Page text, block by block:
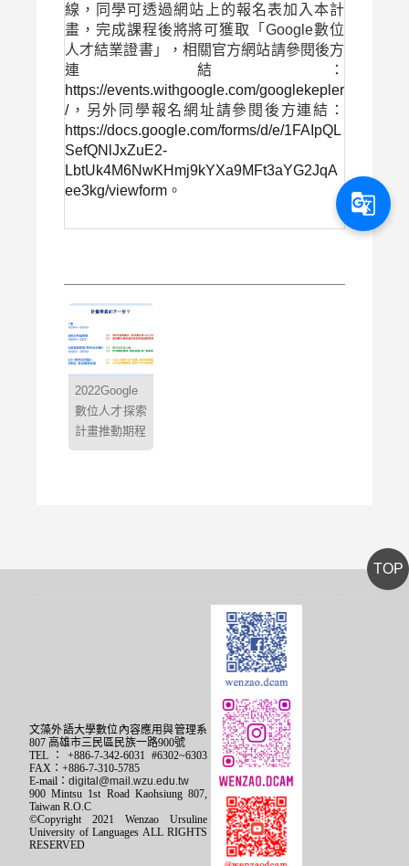
線，同學可透過網站上的報名表加入本計
畫，完成課程後將將可獲取「Google數位
人才結業證書」，相關官方網站請參閱後方
連結：
https://events.withgoogle.com/googlekepler
/，另外同學報名網址請參閱後方連結：
https://docs.google.com/forms/d/e/1FAIpQL
SefQNlJxZuE2-
LbtUk4M6NwKHmj9kYXa9MFt3aYG2JqA
ee3kg/viewform 。
2022Google
數位人才探索
計畫推動期程
文藻外語大學數位內容應用與管理系
807 高雄市三民區民族一路900號
TEL：+886-7-342-6031 #6302~6303
FAX：+886-7-310-5785
E-mail： digital@mail.wzu.edu.tw
900 Mintsu 1st Road Kaohsiung 807,
Taiwan R.O.C
©Copyright 2021 Wenzao Ursuline
University of Languages ALL RIGHTS
RESERVED
TOP
g_translate